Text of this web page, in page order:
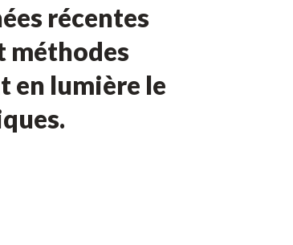
récentes
méthodes
en lumière le